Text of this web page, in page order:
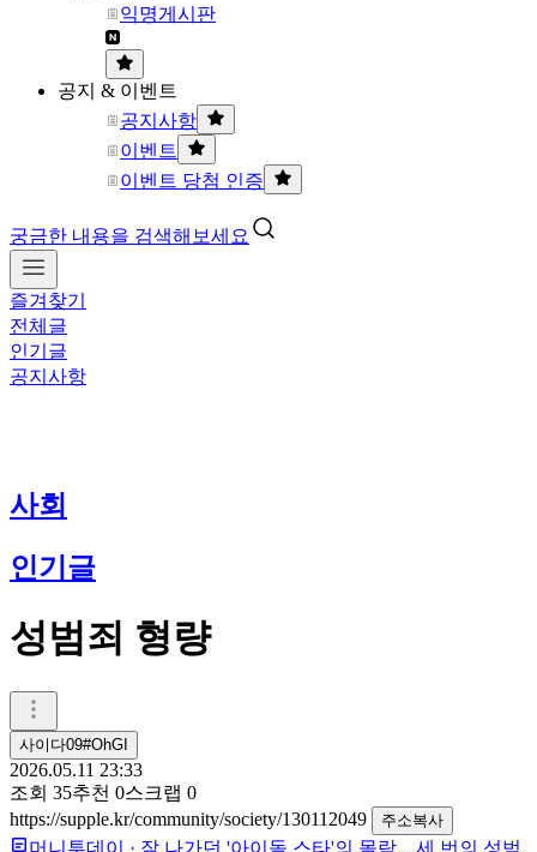
익명게시판
공지 & 이벤트
공지사항
이벤트
이벤트 당첨 인증
궁금한 내용을 검색해보세요
즐겨찾기
전체글
인기글
공지사항
사회
인기글
성범죄 형량
사이다09#OhGI
2026.05.11 23:33
조회 35추천 0스크랩 0
https://supple.kr/community/society/130112049
주소복사
머니투데이 · 잘 나가던 '아이돌 스타'의 몰락…세 번의 성범